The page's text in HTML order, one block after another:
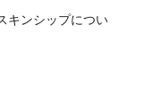
キンシップについ